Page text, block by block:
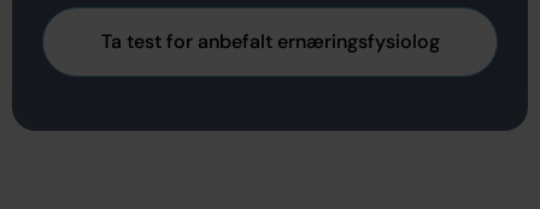
Ta test for anbefalt ernæringsfysiolog